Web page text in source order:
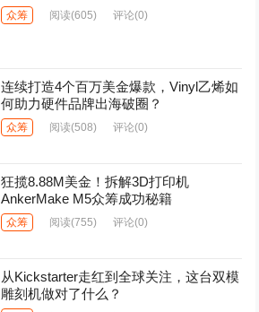
众筹 阅读(605) 评论(0)
连续打造4个百万美金爆款，Vinyl乙烯如
何助力硬件品牌出海破圈？
众筹 阅读(508) 评论(0)
狂揽8.88M美金！拆解3D打印机
AnkerMake M5众筹成功秘籍
众筹 阅读(755) 评论(0)
从Kickstarter走红到全球关注，这台双模
雕刻机做对了什么？